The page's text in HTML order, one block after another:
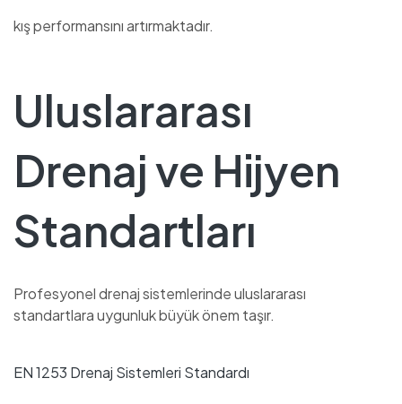
kış performansını artırmaktadır.
Uluslararası
Drenaj ve Hijyen
Standartları
Profesyonel drenaj sistemlerinde uluslararası
standartlara uygunluk büyük önem taşır.
EN 1253 Drenaj Sistemleri Standardı